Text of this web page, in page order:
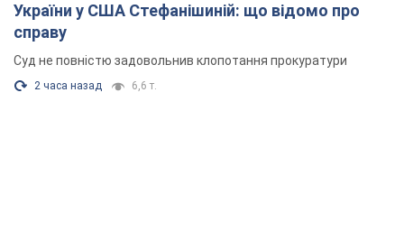
України у США Стефанішиній: що відомо про
справу
Суд не повністю задовольнив клопотання прокуратури
2 часа назад 6,6 т.